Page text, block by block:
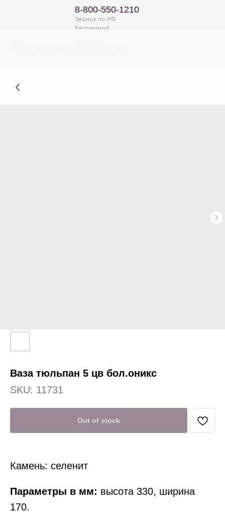
8-800-550-1210
Звонок по РФ
бесплатный
Ваза тюльпан 5 цв бол.оникс
SKU: 11731
Out of stock
Параметры в мм: высота 330, ширина
170.
Камень: селенит